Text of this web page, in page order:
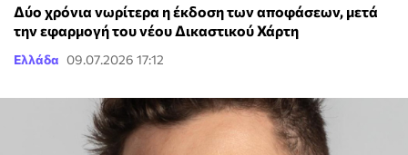
Δύο χρόνια νωρίτερα η έκδοση των αποφάσεων, μετά
την εφαρμογή του νέου Δικαστικού Χάρτη
Ελλάδα 09.07.2026 17:12